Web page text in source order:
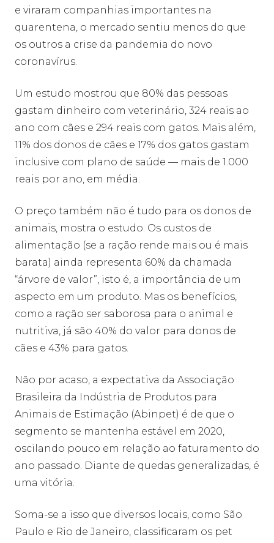
e viraram companhias importantes na
quarentena, o mercado sentiu menos do que
os outros a crise da pandemia do novo
coronavírus.
Um estudo mostrou que 80% das pessoas
gastam dinheiro com veterinário, 324 reais ao
ano com cães e 294 reais com gatos. Mais além,
11% dos donos de cães e 17% dos gatos gastam
inclusive com plano de saúde — mais de 1.000
reais por ano, em média.
O preço também não é tudo para os donos de
animais, mostra o estudo. Os custos de
alimentação (se a ração rende mais ou é mais
barata) ainda representa 60% da chamada
“árvore de valor”, isto é, a importância de um
aspecto em um produto. Mas os benefícios,
como a ração ser saborosa para o animal e
nutritiva, já são 40% do valor para donos de
cães e 43% para gatos.
Não por acaso, a expectativa da Associação
Brasileira da Indústria de Produtos para
Animais de Estimação (Abinpet) é de que o
segmento se mantenha estável em 2020,
oscilando pouco em relação ao faturamento do
ano passado. Diante de quedas generalizadas, é
uma vitória.
Soma-se a isso que diversos locais, como São
Paulo e Rio de Janeiro, classificaram os pet